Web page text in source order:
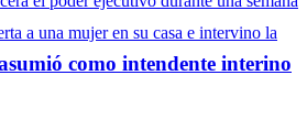
como intendente interino